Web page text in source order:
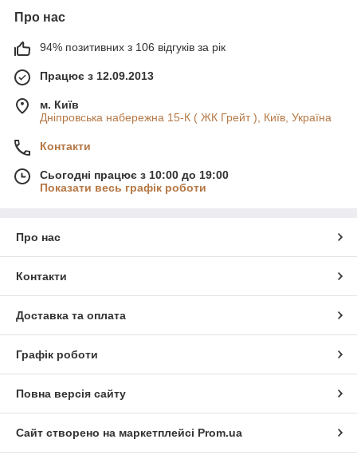
Про нас
94% позитивних з 106 відгуків за рік
Працює з 12.09.2013
м. Київ
Дніпровська набережна 15-К ( ЖК Грейт ), Київ, Україна
Контакти
Сьогодні працює з 10:00 до 19:00
Показати весь графік роботи
Про нас
Контакти
Доставка та оплата
Графік роботи
Повна версія сайту
Сайт створено на маркетплейсі Prom.ua